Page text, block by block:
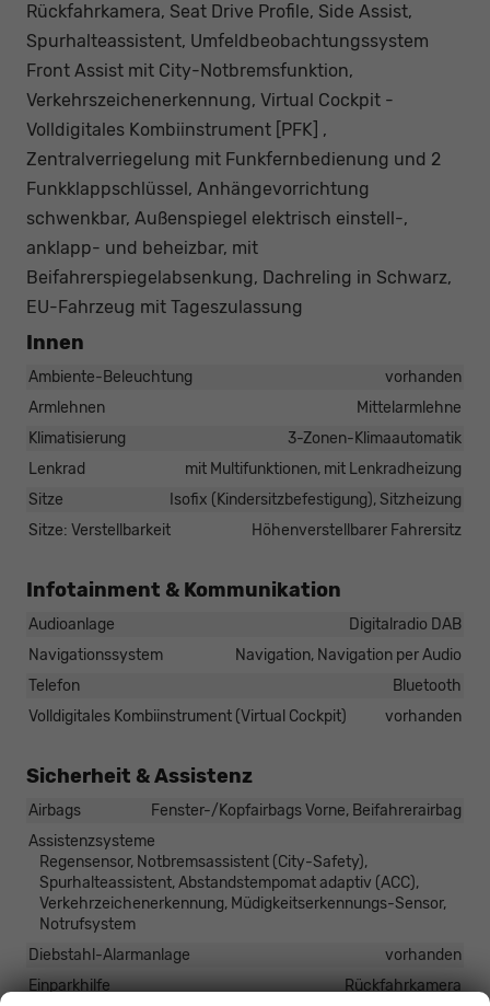
Rückfahrkamera, Seat Drive Profile, Side Assist,
Spurhalteassistent, Umfeldbeobachtungssystem
Front Assist mit City-Notbremsfunktion,
Verkehrszeichenerkennung, Virtual Cockpit -
Volldigitales Kombiinstrument [PFK] ,
Zentralverriegelung mit Funkfernbedienung und 2
Funkklappschlüssel, Anhängevorrichtung
schwenkbar, Außenspiegel elektrisch einstell-,
anklapp- und beheizbar, mit
Beifahrerspiegelabsenkung, Dachreling in Schwarz,
EU-Fahrzeug mit Tageszulassung
Innen
Ambiente-Beleuchtung
vorhanden
Armlehnen
Mittelarmlehne
Klimatisierung
3-Zonen-Klimaautomatik
Lenkrad
mit Multifunktionen, mit Lenkradheizung
Sitze
Isofix (Kindersitzbefestigung), Sitzheizung
Sitze: Verstellbarkeit
Höhenverstellbarer Fahrersitz
Infotainment & Kommunikation
Audioanlage
Digitalradio DAB
Navigationssystem
Navigation, Navigation per Audio
Telefon
Bluetooth
Volldigitales Kombiinstrument (Virtual Cockpit)
vorhanden
Sicherheit & Assistenz
Airbags
Fenster-/Kopfairbags Vorne, Beifahrerairbag
Assistenzsysteme
Regensensor, Notbremsassistent (City-Safety),
Spurhalteassistent, Abstandstempomat adaptiv (ACC),
Verkehrzeichenerkennung, Müdigkeitserkennungs-Sensor,
Notrufsystem
Diebstahl-Alarmanlage
vorhanden
Einparkhilfe
Rückfahrkamera